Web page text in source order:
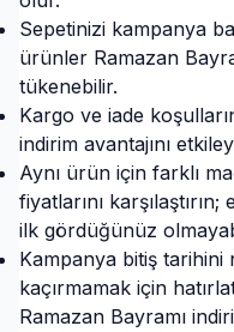
Sepetinizi kampanya
ürünler Ramazan
tükenebilir.
Kargo ve iade
indirim avantajını
Aynı ürün için farklı
fiyatlarını
ilk gördüğünüz
Kampanya bitiş tarihini
kaçırmamak için
Ramazan Bayramı